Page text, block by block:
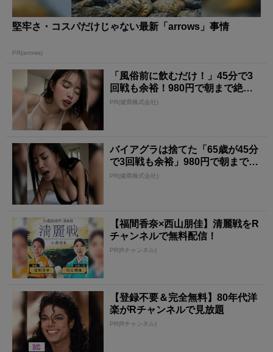
堅牢さ・コスパだけじゃない最新「arrows」事情
PR(arrows)
「風俗前に飲むだけ！」45分で3
回戦も余裕！980円で朝まで絶好
調
PR(健商株式会社)
バイアグラは捨てた「65歳が45分
で3回戦も余裕」980円で朝まで絶
好調！
PR(健商株式会社)
【福間香奈×西山朋佳】清麗戦をR
チャンネルで無料配信！
PR(Rチャンネル)
【登録不要＆完全無料】80年代洋
楽がRチャンネルで見放題
PR(Rチャンネル)